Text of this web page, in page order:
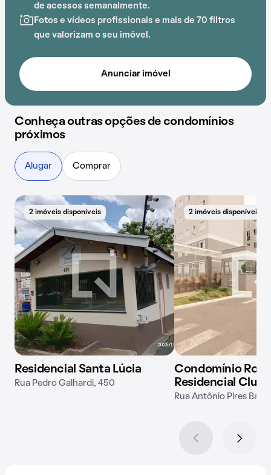
de acessos semanalmente.
Fotos e vídeos profissionais e mais de 70 filtros
que valorizam o seu imóvel.
Anunciar imóvel
Conheça outras opções de condomínios
próximos
Alugar Comprar
2 imóveis disponíveis
Residencial Santa Lúcia
Rua Pedro Galhardi, 450
2 imóveis disponíveis
Condomínio
Residencial Clube
Rua Antônio Píres